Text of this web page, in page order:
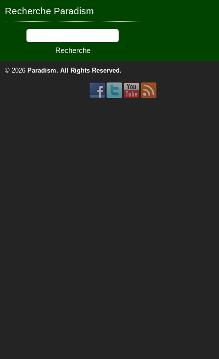
Recherche Paradism
© 2026 Paradism. All Rights Reserved.